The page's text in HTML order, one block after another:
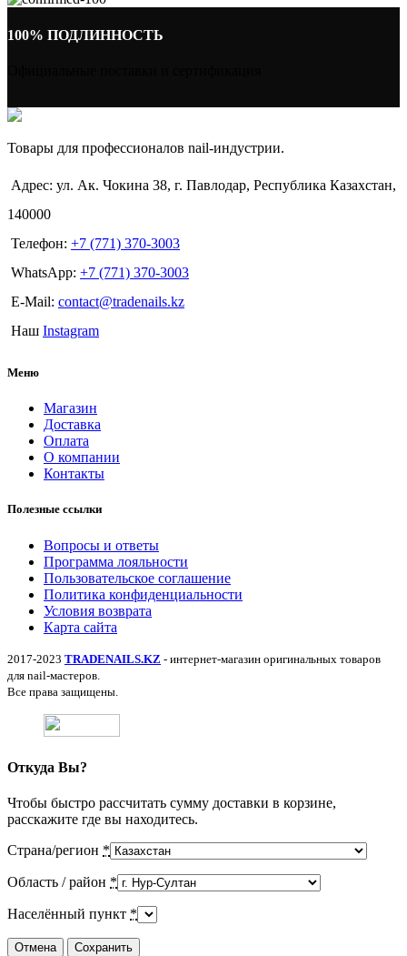
100% ПОДЛИННОСТЬ
Товары для профессионалов nail-индустрии.
Адрес: ул. Ак. Чокина 38, г. Павлодар, Республика Казахстан,
140000
Телефон: +7 (771) 370-3003
WhatsApp: +7 (771) 370-3003
E-Mail: contact@tradenails.kz
Наш Instagram
Меню
Магазин
Доставка
Оплата
О компании
Контакты
Полезные ссылки
Вопросы и ответы
Программа лояльности
Пользовательское соглашение
Политика конфиденциальности
Условия возврата
Карта сайта
2017-2023 TRADENAILS.KZ - интернет-магазин оригинальных товаров
для nail-мастеров.
Все права защищены.
Откуда Вы?
Чтобы быстро рассчитать сумму доставки в корзине,
расскажите где вы находитесь.
Страна/регион *
Область / район *
Населённый пункт *
Отмена Сохранить